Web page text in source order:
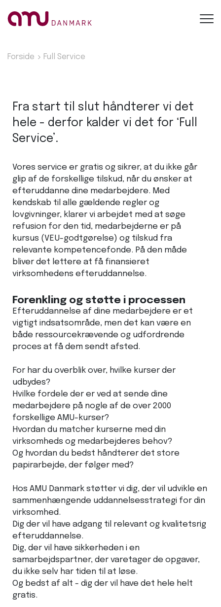
Forside Full Service
Fra start til slut håndterer vi det
hele - derfor kalder vi det for ‘Full
Service’.
Vores service er gratis og sikrer, at du ikke går
glip af de forskellige tilskud, når du ønsker at
efteruddanne dine medarbejdere. Med
kendskab til alle gældende regler og
lovgivninger, klarer vi arbejdet med at søge
refusion for den tid, medarbejderne er på
kursus (VEU-godtgørelse) og tilskud fra
relevante kompetencefonde. På den måde
bliver det lettere at få finansieret
virksomhedens efteruddannelse.
Forenkling og støtte i processen
Efteruddannelse af dine medarbejdere er et
vigtigt indsatsområde, men det kan være en
både ressourcekrævende og udfordrende
proces at få dem sendt afsted.
For har du overblik over, hvilke kurser der
udbydes?
Hvilke fordele der er ved at sende dine
medarbejdere på nogle af de over 2000
forskellige AMU-kurser?
Hvordan du matcher kurserne med din
virksomheds og medarbejderes behov?
Og hvordan du bedst håndterer det store
papirarbejde, der følger med?
Hos AMU Danmark støtter vi dig, der vil udvikle en
sammenhængende uddannelsesstrategi for din
virksomhed.
Dig der vil have adgang til relevant og kvalitetsrig
efteruddannelse.
Dig, der vil have sikkerheden i en
samarbejdspartner, der varetager de opgaver,
du ikke selv har tiden til at løse.
Og bedst af alt - dig der vil have det hele helt
gratis.